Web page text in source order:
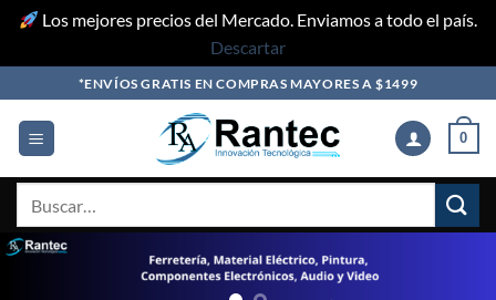
Los mejores precios del Mercado. Enviamos a todo el país.
Descartar
to
content
*ENVÍOS GRATIS EN COMPRAS MAYORES A $1499
0